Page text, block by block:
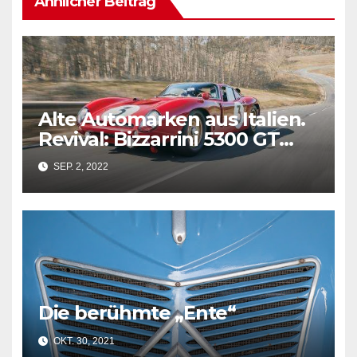
Alte Automarken aus Italien.
Revival: Bizzarrini 5300 GT
Corsa. 60er Autodesign 2022
nachgebaut.
SEP. 2, 2022
Die berühmte „Ente“
OKT. 30, 2021